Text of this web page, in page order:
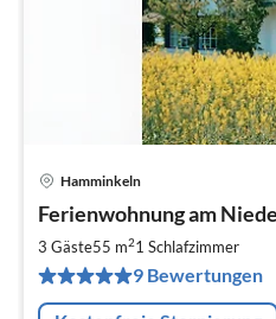
Hamminkeln
Ferienwohnung am
3 Gäste55 m21 Schlafzimmer
9 Bewertungen